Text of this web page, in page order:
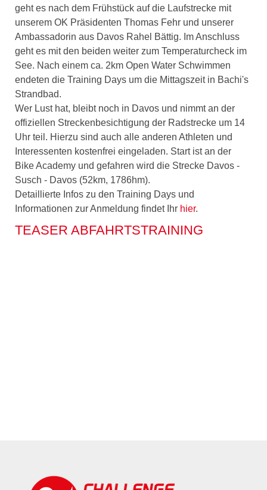
geht es nach dem Frühstück auf die Laufstrecke mit
unserem OK Präsidenten Thomas Fehr und unserer
Ambassadorin aus Davos Rahel Bättig. Im Anschluss
geht es mit den beiden weiter zum Temperaturcheck im
See. Nach einem ca. 2km Open Water Schwimmen
endeten die Training Days um die Mittagszeit in Bachi's
Strandbad.
Wer Lust hat, bleibt noch in Davos und nimmt an der
offiziellen Streckenbesichtigung der Radstrecke um 14
Uhr teil. Hierzu sind auch alle anderen Athleten und
Interessenten kostenfrei eingeladen. Start ist an der
Bike Academy und gefahren wird die Strecke Davos -
Susch - Davos (52km, 1786hm).
Detaillierte Infos zu den Training Days und
Informationen zur Anmeldung findet Ihr hier.
TEASER ABFAHRTSTRAINING